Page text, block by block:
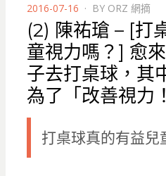
POSTED
ON
2016-07-16 BY ORZ 網摘
(2) 陳祐瑲 – [打
童視力嗎？] 愈
子去打桌球，其
為了「改善視力
打桌球真的有益兒